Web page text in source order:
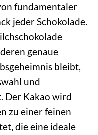
fundamentaler
jeder Schokolade.
genaue
bleibt,
und
Der Kakao wird
zu einer feinen
die eine ideale